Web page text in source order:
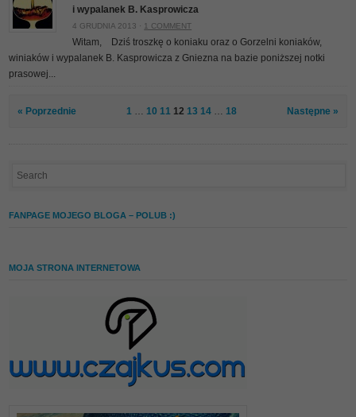
i wypalanek B. Kasprowicza
4 GRUDNIA 2013 · 1 COMMENT
Witam, Dziś troszkę o koniaku oraz o Gorzelni koniaków,
winiaków i wypalanek B. Kasprowicza z Gniezna na bazie poniższej notki
prasowej...
« Poprzednie 1 … 10 11 12 13 14 … 18 Następne »
FANPAGE MOJEGO BLOGA – POLUB :)
MOJA STRONA INTERNETOWA